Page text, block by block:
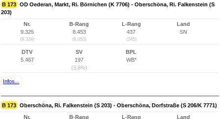
B 173 OD Oederan, Markt, Ri. Börnichen (K 7706) - Oberschöna, Ri. Falkenstein (S
203)
Nr.
9.325
(9.334)
B-Rang
8.453
(6.053)
L-Rang
437
(345)
Land
SN
DTV
5.467
SV
197
(3,6%)
BPL
WB*
Infos...
B 173 Oberschöna, Ri. Falkenstein (S 203) - Oberschöna, Dorfstraße (S 206/K 7771)
Nr.
B-Rang
L-Rang
Land